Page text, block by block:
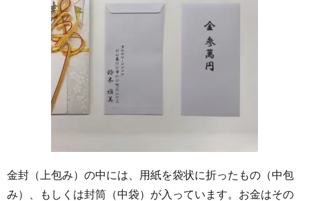
金封（上包み）の中には、用紙を袋状に折ったもの（中包
み）、もしくは封筒（中袋）が入っています。お金はその